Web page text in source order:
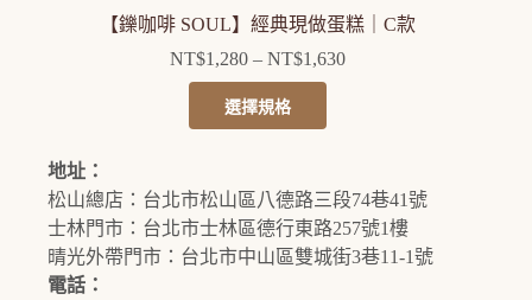
【鑠咖啡 SOUL】經典現做蛋糕｜C款
NT$1,280 – NT$1,630價
到
NT$1,630
選擇規格
此
產
多
種
款
地址：
松山總店：台北市松山區八德路三段74巷41號
士林門市：台北市士林區德行東路257號1樓
晴光外帶門市：台北市中山區雙城街3巷11-1號
電話：